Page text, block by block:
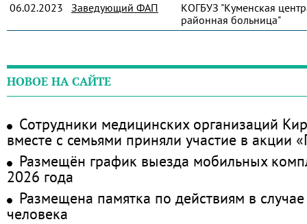
06.02.2023
Заведующий ФАП
КОГБУЗ "Куменская
районная больница"
НОВОЕ НА САЙТЕ
Сотрудники медицинских организаций
вместе с семьями приняли участие в акции
Размещён график выезда мобильных
2026 года
Размещена памятка по действиям в
человека